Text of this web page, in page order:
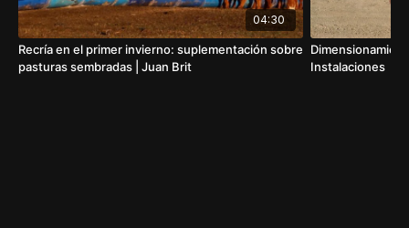
04:30
Recría en el primer invierno: suplementación sobre
pasturas sembradas | Juan Brit
Instalaciones